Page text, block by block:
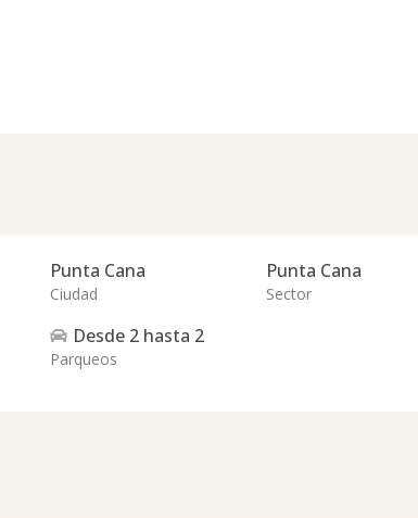
Punta Cana
Ciudad
Punta Cana
Sector
Desde 2 hasta 2
Parqueos